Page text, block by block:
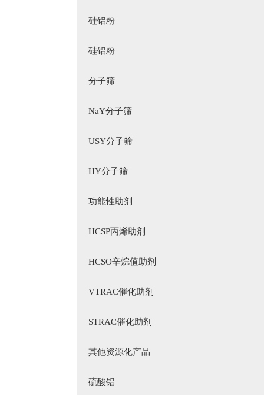
硅铝粉
硅铝粉
分子筛
NaY分子筛
USY分子筛
HY分子筛
功能性助剂
HCSP丙烯助剂
HCSO辛烷值助剂
VTRAC催化助剂
STRAC催化助剂
其他资源化产品
硫酸铝